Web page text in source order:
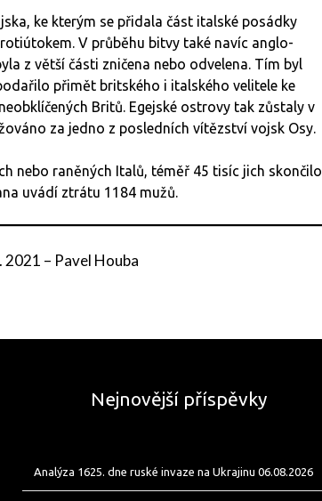
ke kterým se přidala část italské posádky
V průběhu bitvy také navíc anglo-
z větší části zničena nebo odvelena. Tím byl
přimět britského i italského velitele ke
Britů. Egejské ostrovy tak zůstaly v
za jedno z posledních vítězství vojsk Osy.
nebo raněných Italů, téměř 45 tisíc jich skončilo
uvádí ztrátu 1184 mužů.
2021 – Pavel Houba
Nejnovější příspěvky
Analýza 1625. dne ruské invaze na Ukrajinu 06.08.2026